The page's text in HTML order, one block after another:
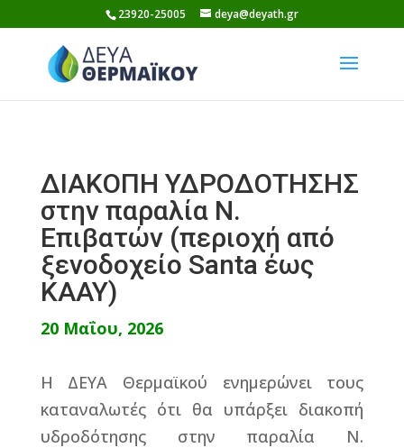
to
content
23920-25005 deya@deyath.gr
ΔΙΑΚΟΠΗ ΥΔΡΟΔΟΤΗΣΗΣ
στην παραλία Ν.
Επιβατών (περιοχή από
ξενοδοχείο Santa έως
ΚΑΑΥ)
20 Μαΐου, 2026
Η ΔΕΥΑ Θερμαϊκού ενημερώνει τους
καταναλωτές ότι θα υπάρξει διακοπή
υδροδότησης στην παραλία Ν.